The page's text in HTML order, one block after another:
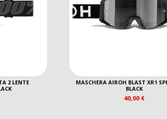
2 LENTE
MASCHERA AIROH BLAST XR1
BLACK
40,00€